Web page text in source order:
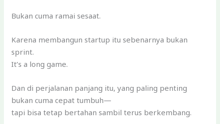
Bukan cuma ramai sesaat.
Karena membangun startup itu sebenarnya bukan
sprint.
It’s a long game.
Dan di perjalanan panjang itu, yang paling penting
bukan cuma cepat tumbuh—
tapi bisa tetap bertahan sambil terus berkembang.